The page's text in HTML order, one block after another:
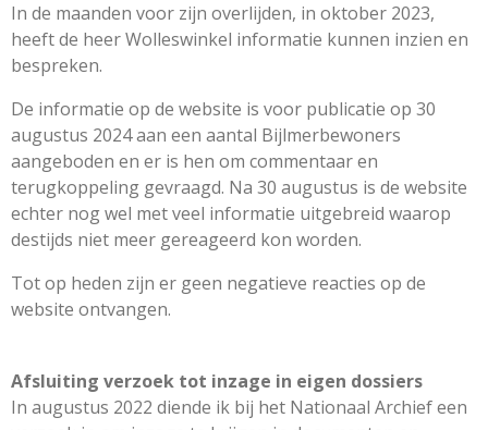
In de maanden voor zijn overlijden, in oktober 2023,
heeft de heer Wolleswinkel informatie kunnen inzien en
bespreken.
De informatie op de website is voor publicatie op 30
augustus 2024 aan een aantal Bijlmerbewoners
aangeboden en er is hen om commentaar en
terugkoppeling gevraagd. Na 30 augustus is de website
echter nog wel met veel informatie uitgebreid waarop
destijds niet meer gereageerd kon worden.
Tot op heden zijn er geen negatieve reacties op de
website ontvangen.
Afsluiting verzoek tot inzage in eigen dossiers
In augustus 2022 diende ik bij het Nationaal Archief een